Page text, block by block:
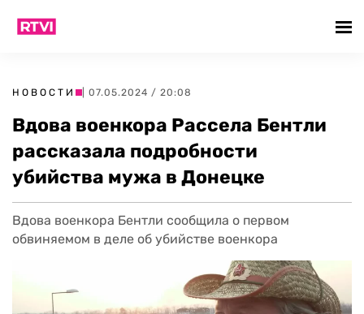
НОВОСТИ | 07.05.2024 / 20:08
Вдова военкора Рассела Бентли
рассказала подробности
убийства мужа в Донецке
Вдова военкора Бентли сообщила о первом
обвиняемом в деле об убийстве военкора